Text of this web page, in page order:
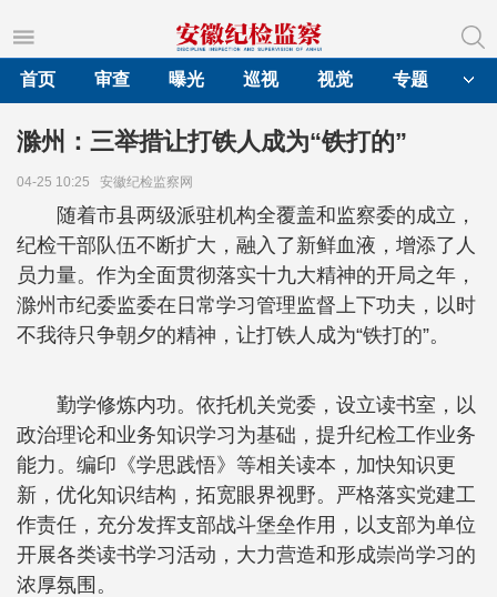
首页
审查 曝光 巡视 视觉 专题
滁州：三举措让打铁人成为“铁打的”
04-25 10:25 安徽纪检监察网
随着市县两级派驻机构全覆盖和监察委的成立，
纪检干部队伍不断扩大，融入了新鲜血液，增添了人
员力量。作为全面贯彻落实十九大精神的开局之年，
滁州市纪委监委在日常学习管理监督上下功夫，以时
不我待只争朝夕的精神，让打铁人成为“铁打的”。
勤学修炼内功。依托机关党委，设立读书室，以
政治理论和业务知识学习为基础，提升纪检工作业务
能力。编印《学思践悟》等相关读本，加快知识更
新，优化知识结构，拓宽眼界视野。严格落实党建工
作责任，充分发挥支部战斗堡垒作用，以支部为单位
开展各类读书学习活动，大力营造和形成崇尚学习的
浓厚氛围。